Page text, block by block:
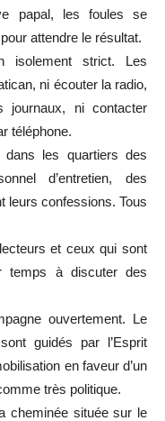
papal, les foules se
attendre le résultat.
isolement strict. Les
ni écouter la radio,
ni contacter
téléphone.
dans les quartiers des
d’entretien, des
leurs confessions. Tous
et ceux qui sont
temps à discuter des
ouvertement. Le
guidés par l’Esprit
en faveur d’un
très politique.
cheminée située sur le